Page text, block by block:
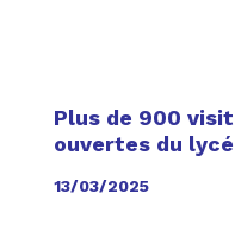
Plus de 900
ouvertes du
13/03/2025